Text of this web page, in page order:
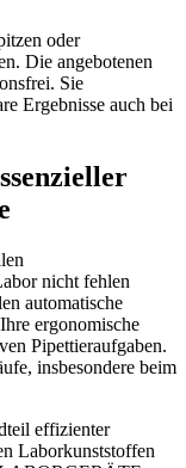
oder
Die angebotenen
Sie
Ergebnisse auch bei
nicht fehlen
automatische
ergonomische
Pipettieraufgaben.
insbesondere beim
effizienter
Laborkunststoffen